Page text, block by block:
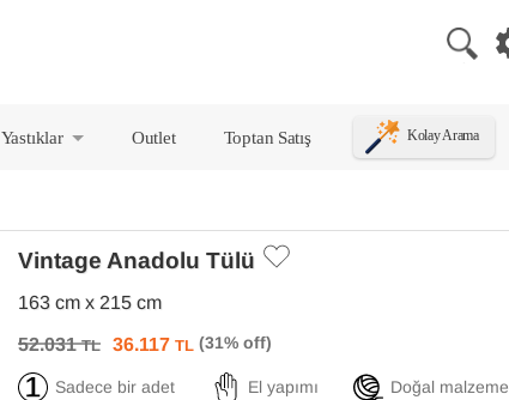
Yastıklar Outlet Toptan Satış Kolay Arama
Vintage Anadolu Tülü
163 cm x 215 cm
52.031TL 36.117 TL
Sadece bir adet El yapımı Doğal malzeme